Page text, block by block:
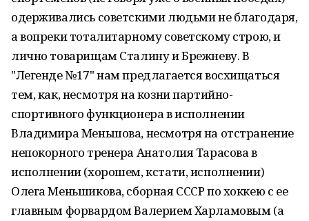
одерживались советскими людьми не благодаря,
а вопреки тоталитарному советскому строю, и
лично товарищам Сталину и Брежневу. В
"Легенде №17" нам предлагается восхищаться
тем, как, несмотря на козни партийно-
спортивного функционера в исполнении
Владимира Меньшова, несмотря на отстранение
непокорного тренера Анатолия Тарасова в
исполнении (хорошем, кстати, исполнении)
Олега Меньшикова, сборная СССР по хоккею с ее
главным форвардом Валерием Харламовым (а